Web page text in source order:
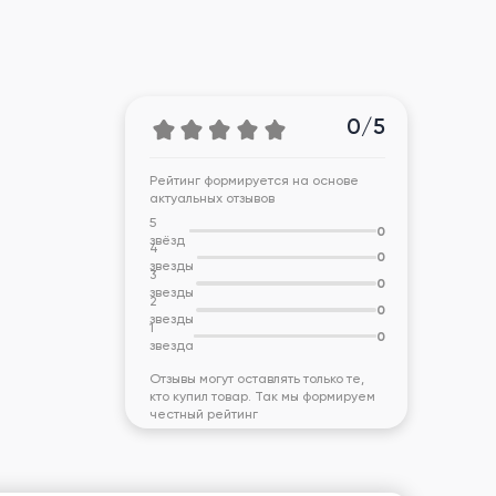
0/5
Рейтинг формируется на основе
актуальных отзывов
5
звёзд
0
4
звезды
0
3
звезды
0
2
звезды
0
1
звезда
0
Отзывы могут оставлять только те,
кто купил товар. Так мы формируем
честный рейтинг